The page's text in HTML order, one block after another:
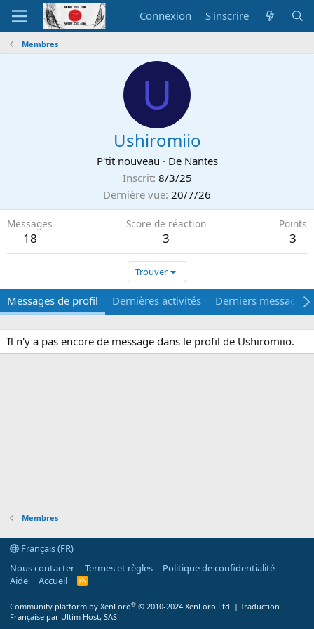
Connexion S'inscrire
Membres
U
Ushiromiio
P'tit nouveau · De Nantes
Inscrit 8/3/25
Dernière vue 20/7/26
Messages
18
Score de réaction
3
Points
3
Trouver
Messages de profil Dernières activités Derniers messages
Il n'y a pas encore de message dans le profil de Ushiromiio.
Membres
Français (FR)
Nous contacter
Termes et règles
Politique de confidentialité
Aide
Accueil
R
Community platform by XenForo® © 2010-2024 XenForo Ltd. | Traduction
Française par Ultim Host, SAS